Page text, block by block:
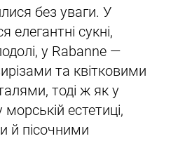
без уваги. У
елегантні сукні,
у Rabanne —
та квітковими
тоді ж як у
морській естетиці,
й пісочними